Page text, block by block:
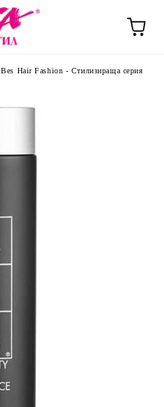
Bes Hair Fashion - Стилизираща серия